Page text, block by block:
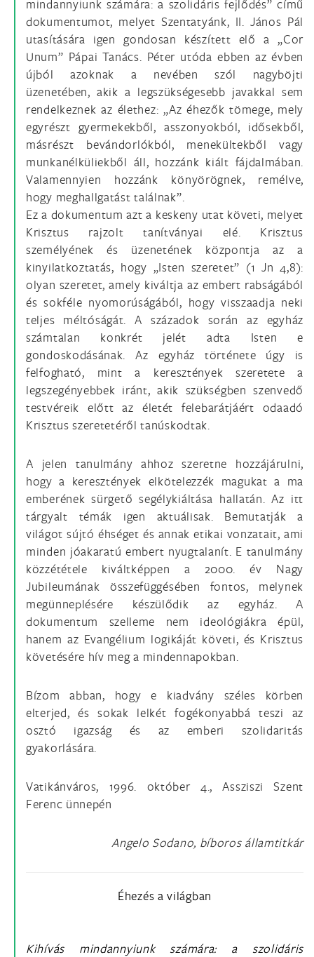
mindannyiunk számára: a szolidáris fejlődés” című
dokumentumot, melyet Szentatyánk, II. János Pál
utasítására igen gondosan készített elő a „Cor
Unum” Pápai Tanács. Péter utóda ebben az évben
újból azoknak a nevében szól nagyböjti
üzenetében, akik a legszükségesebb javakkal sem
rendelkeznek az élethez: „Az éhezők tömege, mely
egyrészt gyermekekből, asszonyokból, idősekből,
másrészt bevándorlókból, menekültekből vagy
munkanélküliekből áll, hozzánk kiált fájdalmában.
Valamennyien hozzánk könyörögnek, remélve,
hogy meghallgatást találnak”.
Ez a dokumentum azt a keskeny utat követi, melyet
Krisztus rajzolt tanítványai elé. Krisztus
személyének és üzenetének központja az a
kinyilatkoztatás, hogy „Isten szeretet” (1 Jn 4,8):
olyan szeretet, amely kiváltja az embert rabságából
és sokféle nyomorúságából, hogy visszaadja neki
teljes méltóságát. A századok során az egyház
számtalan konkrét jelét adta Isten e
gondoskodásának. Az egyház története úgy is
felfogható, mint a keresztények szeretete a
legszegényebbek iránt, akik szükségben szenvedő
testvéreik előtt az életét felebarátjáért odaadó
Krisztus szeretetéről tanúskodtak.
A jelen tanulmány ahhoz szeretne hozzájárulni,
hogy a keresztények elkötelezzék magukat a ma
emberének sürgető segélykiáltása hallatán. Az itt
tárgyalt témák igen aktuálisak. Bemutatják a
világot sújtó éhséget és annak etikai vonzatait, ami
minden jóakaratú embert nyugtalanít. E tanulmány
közzététele kiváltképpen a 2000. év Nagy
Jubileumának összefüggésében fontos, melynek
megünneplésére készülődik az egyház. A
dokumentum szelleme nem ideológiákra épül,
hanem az Evangélium logikáját követi, és Krisztus
követésére hív meg a mindennapokban.
Bízom abban, hogy e kiadvány széles körben
elterjed, és sokak lelkét fogékonyabbá teszi az
osztó igazság és az emberi szolidaritás
gyakorlására.
Vatikánváros, 1996. október 4., Assziszi Szent
Ferenc ünnepén
Angelo Sodano, bíboros államtitkár
Éhezés a világban
Kihívás mindannyiunk számára: a szolidáris